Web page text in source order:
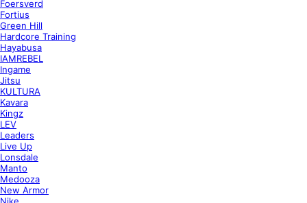
Foersverd
Fortius
Green Hill
Hardcore Training
Hayabusa
IAMREBEL
Ingame
Jitsu
KULTURA
Kavara
Kingz
LEV
Leaders
Live Up
Lonsdale
Manto
Medooza
New Armor